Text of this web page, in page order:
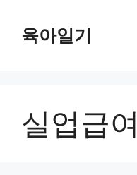
육아일기
실업급